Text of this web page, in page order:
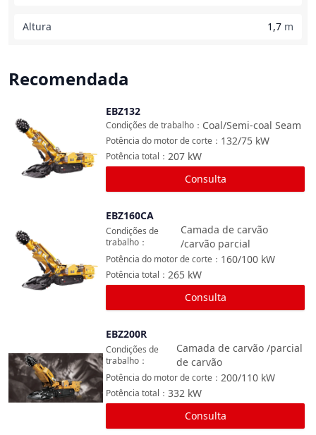
Altura 1,7 m
Recomendada
EBZ132
Coal/Semi-coal Seam
Condições de trabalho ：
132/75 kW
Potência do motor de corte ：
207 kW
Potência total ：
Consulta
EBZ160CA
Camada de carvão
/carvão parcial
Condições de
trabalho ：
160/100 kW
Potência do motor de corte ：
265 kW
Potência total ：
Consulta
EBZ200R
Camada de carvão /parcial
de carvão
Condições de
trabalho ：
200/110 kW
Potência do motor de corte ：
332 kW
Potência total ：
Consulta